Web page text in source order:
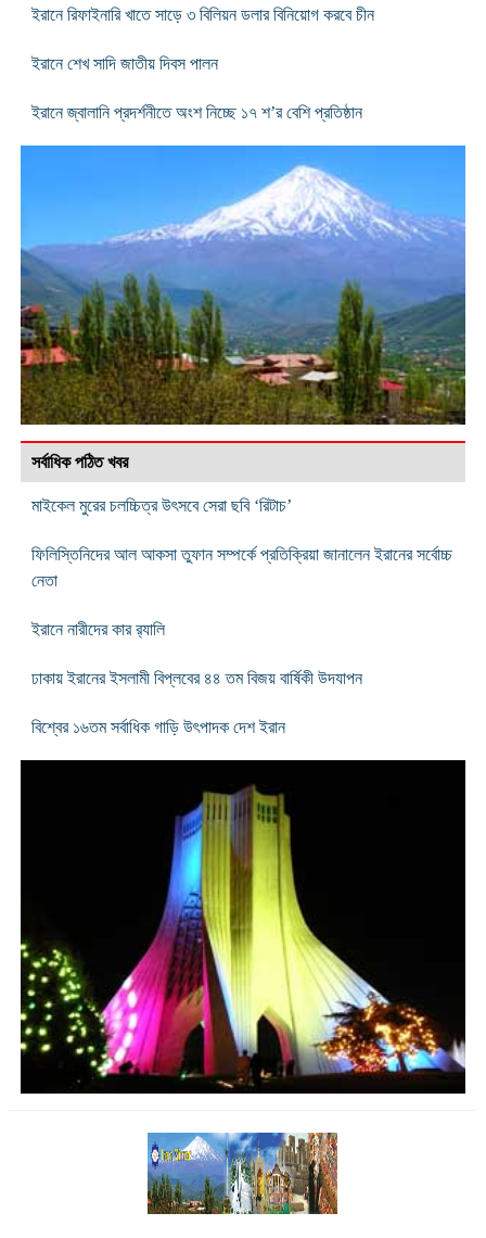
ইরানে রিফাইনারি খাতে সাড়ে ৩ বিলিয়ন ডলার বিনিয়োগ করবে চীন
ইরানে শেখ সাদি জাতীয় দিবস পালন
ইরানে জ্বালানি প্রদর্শনীতে অংশ নিচ্ছে ১৭ শ’র বেশি প্রতিষ্ঠান
সর্বাধিক পঠিত খবর
মাইকেল মুরের চলচ্চিত্র উৎসবে সেরা ছবি ‘রিটাচ’
ফিলিস্তিনিদের আল আকসা তুফান সম্পর্কে প্রতিক্রিয়া জানালেন ইরানের সর্বোচ্চ
নেতা
ইরানে নারীদের কার র‌্যালি
ঢাকায় ইরানের ইসলামী বিপ্লবের ৪৪ তম বিজয় বার্ষিকী উদযাপন
বিশ্বের ১৬তম সর্বাধিক গাড়ি উৎপাদক দেশ ইরান